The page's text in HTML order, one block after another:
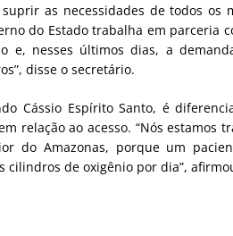
as necessidades de todos
do Estado trabalha em parceria
e, nesses últimos dias, a
disse o secretário.
Cássio Espírito Santo, é
relação ao acesso. “Nós estamos
do Amazonas, porque um
cilindros de oxigênio por dia”,